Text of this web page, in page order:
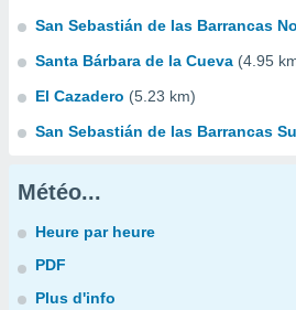
San Sebastián de las Barrancas
Santa Bárbara de la Cueva (4.95
El Cazadero (5.23 km)
San Sebastián de las Barrancas
Météo...
Heure par heure
PDF
Plus d'info